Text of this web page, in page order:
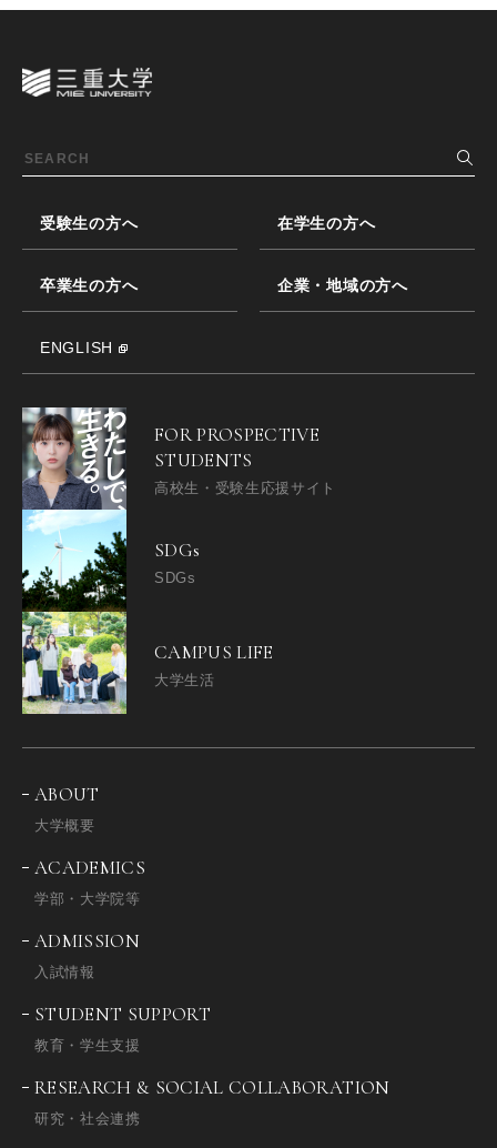
受験生の方へ 在学生の方へ
卒業生の方へ 企業・地域の方へ
ENGLISH
FOR PROSPECTIVE
STUDENTS
高校生・受験生応援サイト
SDGs
SDGs
CAMPUS LIFE
大学生活
ABOUT
大学概要
ACADEMICS
学部・大学院等
ADMISSION
入試情報
STUDENT SUPPORT
教育・学生支援
RESEARCH & SOCIAL COLLABORATION
研究・社会連携